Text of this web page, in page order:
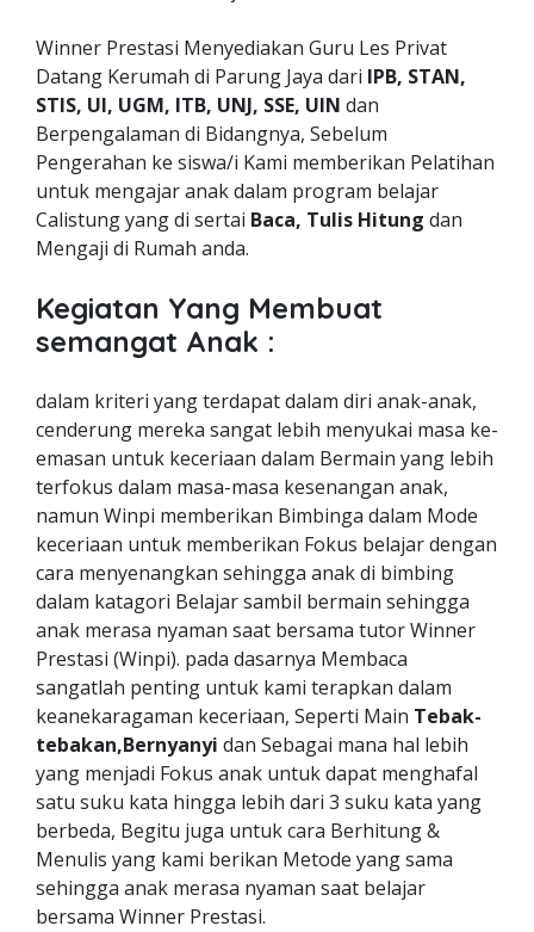
Winner Prestasi Menyediakan Guru Les Privat
Datang Kerumah di Parung Jaya dari IPB, STAN,
STIS, UI, UGM, ITB, UNJ, SSE, UIN dan
Berpengalaman di Bidangnya, Sebelum
Pengerahan ke siswa/i Kami memberikan Pelatihan
untuk mengajar anak dalam program belajar
Calistung yang di sertai Baca, Tulis Hitung dan
Mengaji di Rumah anda.
Kegiatan Yang Membuat
semangat Anak :
dalam kriteri yang terdapat dalam diri anak-anak,
cenderung mereka sangat lebih menyukai masa ke-
emasan untuk keceriaan dalam Bermain yang lebih
terfokus dalam masa-masa kesenangan anak,
namun Winpi memberikan Bimbinga dalam Mode
keceriaan untuk memberikan Fokus belajar dengan
cara menyenangkan sehingga anak di bimbing
dalam katagori Belajar sambil bermain sehingga
anak merasa nyaman saat bersama tutor Winner
Prestasi (Winpi). pada dasarnya Membaca
sangatlah penting untuk kami terapkan dalam
keanekaragaman keceriaan, Seperti Main Tebak-
tebakan,Bernyanyi dan Sebagai mana hal lebih
yang menjadi Fokus anak untuk dapat menghafal
satu suku kata hingga lebih dari 3 suku kata yang
berbeda, Begitu juga untuk cara Berhitung &
Menulis yang kami berikan Metode yang sama
sehingga anak merasa nyaman saat belajar
bersama Winner Prestasi.